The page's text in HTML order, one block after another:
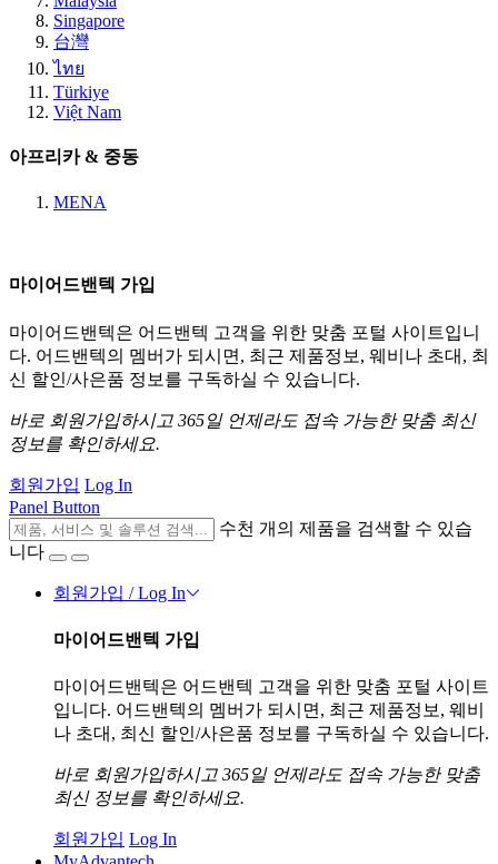
Singapore
台灣
ไทย
Türkiye
Việt Nam
아프리카 & 중동
MENA
마이어드밴텍 가입
마이어드밴텍은 어드밴텍 고객을 위한 맞춤 포털 사이트입니
다. 어드밴텍의 멤버가 되시면, 최근 제품정보, 웨비나 초대, 최
신 할인/사은품 정보를 구독하실 수 있습니다.
바로 회원가입하시고 365일 언제라도 접속 가능한 맞춤 최신
정보를 확인하세요.
회원가입 Log In
Panel Button
수천 개의 제품을 검색할 수 있습
니다
회원가입 / Log In
마이어드밴텍 가입
마이어드밴텍은 어드밴텍 고객을 위한 맞춤 포털 사이트
입니다. 어드밴텍의 멤버가 되시면, 최근 제품정보, 웨비
나 초대, 최신 할인/사은품 정보를 구독하실 수 있습니다.
바로 회원가입하시고 365일 언제라도 접속 가능한 맞춤
최신 정보를 확인하세요.
회원가입 Log In